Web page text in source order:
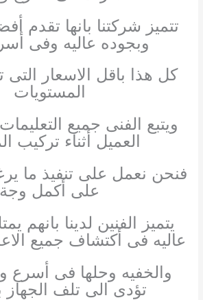
تتميز شركتنا بانها تقدم
وبجوده عاليه وفى
كل هذا باقل الاسعار
المستويات
ويتبع الفنى جميع
العميل أثناء تركيب
فنحن نعمل على تنفيذ ما
على أكمل وجة
يتميز الفنين لدينا بانهم
عاليه فى أكتشاف جميع
والخفيه وحلها فى أسرع
تؤدى الى تلف الجهاز